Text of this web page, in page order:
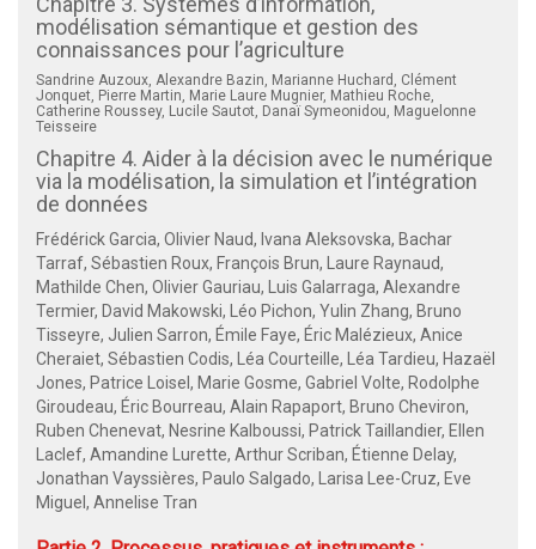
modélisation sémantique et gestion des
connaissances pour l’agriculture
Sandrine Auzoux, Alexandre Bazin, Marianne Huchard, Clément
Jonquet, Pierre Martin, Marie Laure Mugnier, Mathieu Roche,
Catherine Roussey, Lucile Sautot, Danaï Symeonidou, Maguelonne
Teisseire
Chapitre 4. Aider à la décision avec le numérique
via la modélisation, la simulation et l’intégration
de données
Frédérick Garcia, Olivier Naud, Ivana Aleksovska, Bachar
Tarraf, Sébastien Roux, François Brun, Laure Raynaud,
Mathilde Chen, Olivier Gauriau, Luis Galarraga, Alexandre
Termier, David Makowski, Léo Pichon, Yulin Zhang, Bruno
Tisseyre, Julien Sarron, Émile Faye, Éric Malézieux, Anice
Cheraiet, Sébastien Codis, Léa Courteille, Léa Tardieu, Hazaël
Jones, Patrice Loisel, Marie Gosme, Gabriel Volte, Rodolphe
Giroudeau, Éric Bourreau, Alain Rapaport, Bruno Cheviron,
Ruben Chenevat, Nesrine Kalboussi, Patrick Taillandier, Ellen
Laclef, Amandine Lurette, Arthur Scriban, Étienne Delay,
Jonathan Vayssières, Paulo Salgado, Larisa Lee-Cruz, Eve
Miguel, Annelise Tran